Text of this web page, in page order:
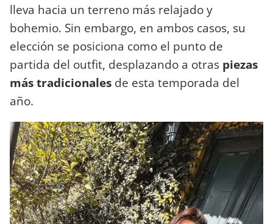
lleva hacia un terreno más relajado y
bohemio. Sin embargo, en ambos casos, su
elección se posiciona como el punto de
partida del outfit, desplazando a otras piezas
más tradicionales de esta temporada del
año.